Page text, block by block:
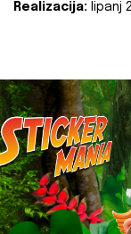
Realizacija: lipanj